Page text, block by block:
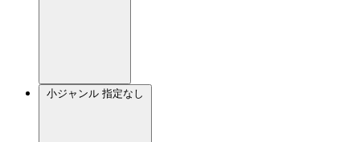
小ジャンル 指定なし